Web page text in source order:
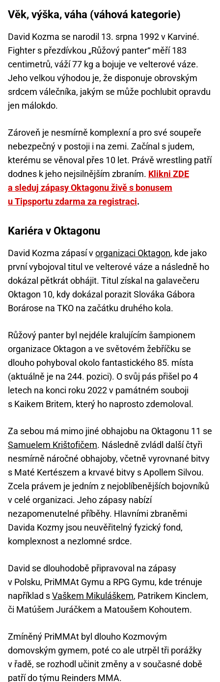
Věk, výška, váha (váhová kategorie)
David Kozma se narodil 13. srpna 1992 v Karviné.
Fighter s přezdívkou „Růžový panter“ měří 183
centimetrů, váží 77 kg a bojuje ve velterové váze.
Jeho velkou výhodou je, že disponuje obrovským
srdcem válečníka, jakým se může pochlubit opravdu
jen málokdo.
Zároveň je nesmírně komplexní a pro své soupeře
nebezpečný v postoji i na zemi. Začínal s judem,
kterému se věnoval přes 10 let. Právě wrestling patří
dodnes k jeho nejsilnějším zbraním. Klikni ZDE
a sleduj zápasy Oktagonu živě s bonusem
u Tipsportu zdarma za registraci.
Kariéra v Oktagonu
David Kozma zápasí vorganizaci Oktagon, kde jako
první vybojoval titul ve velterové váze a následně ho
dokázal pětkrát obhájit. Titul získal na galavečeru
Oktagon 10, kdy dokázal porazit Slováka Gábora
Borárose na TKO na začátku druhého kola.
Růžový panter byl nejdéle kralujícím šampionem
organizace Oktagon a ve světovém žebříčku se
dlouho pohyboval okolo fantastického 85. místa
(aktuálně je na 244. pozici). O svůj pás přišel po 4
letech na konci roku 2022 v památném souboji
s Kaikem Britem, který ho naprosto zdemoloval.
Za sebou má mimo jiné obhajobu na Oktagonu 11 se
Samuelem Krištofičem. Následně zvládl další čtyři
nesmírně náročné obhajoby, včetně vyrovnané bitvy
s Maté Kertészem a krvavé bitvy s Apollem Silvou.
Zcela právem je jedním z nejoblíbenějších bojovníků
v celé organizaci. Jeho zápasy nabízí
nezapomenutelné příběhy. Hlavními zbraněmi
Davida Kozmy jsou neuvěřitelný fyzický fond,
komplexnost a nezlomné srdce.
David se dlouhodobě připravoval na zápasy
v Polsku, PriMMAt Gymu a RPG Gymu, kde trénuje
například sVaškem Mikuláškem, Patrikem Kinclem,
či Matúšem Juráčkem a Matoušem Kohoutem.
Zmíněný PriMMAt byl dlouho Kozmovým
domovským gymem, poté co ale utrpěl tři porážky
v řadě, se rozhodl učinit změny a v současné době
patří do týmu Reinders MMA.